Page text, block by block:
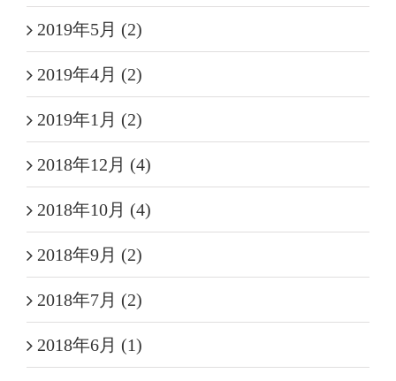
2019年5月 (2)
2019年4月 (2)
2019年1月 (2)
2018年12月 (4)
2018年10月 (4)
2018年9月 (2)
2018年7月 (2)
2018年6月 (1)